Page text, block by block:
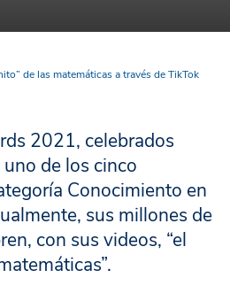
de las matemáticas a través de TikTok
2021, celebrados
de los cinco
Conocimiento en
sus millones de
con sus videos, “el